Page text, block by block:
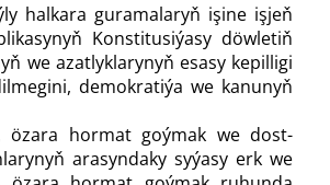
halkara guramalaryň işine işjeň
Konstitusiýasy döwletiň
we azatlyklarynyň esasy kepilligi
demokratiýa we kanunyň
özara hormat goýmak we dost-
arasyndaky syýasy erk we